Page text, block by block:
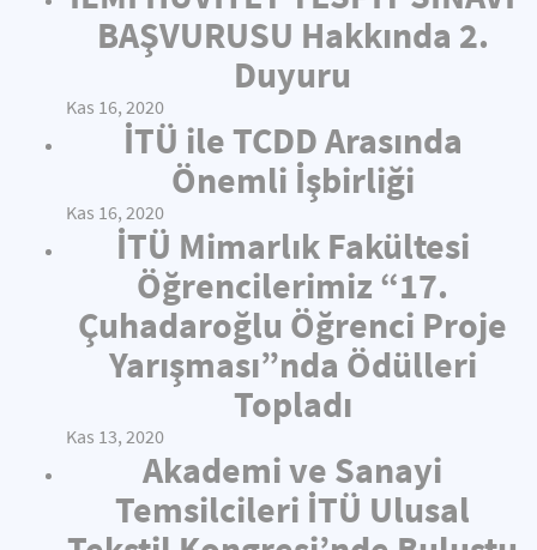
BAŞVURUSU Hakkında 2.
Duyuru
Kas 16, 2020
İTÜ ile TCDD Arasında
Önemli İşbirliği
Kas 16, 2020
İTÜ Mimarlık Fakültesi
Öğrencilerimiz “17.
Çuhadaroğlu Öğrenci Proje
Yarışması”nda Ödülleri
Topladı
Kas 13, 2020
Akademi ve Sanayi
Temsilcileri İTÜ Ulusal